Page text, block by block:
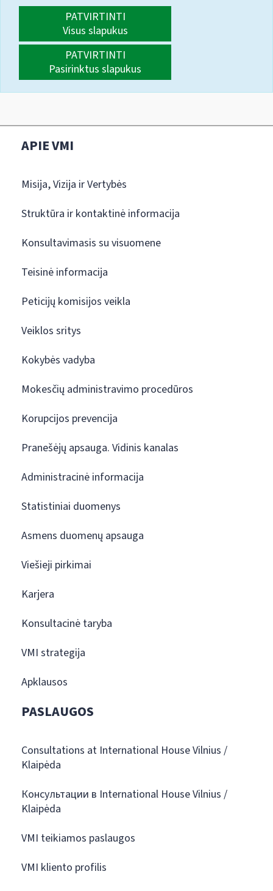
PATVIRTINTI
Visus slapukus
PATVIRTINTI
Pasirinktus slapukus
APIE VMI
Misija, Vizija ir Vertybės
Struktūra ir kontaktinė informacija
Konsultavimasis su visuomene
Teisinė informacija
Peticijų komisijos veikla
Veiklos sritys
Kokybės vadyba
Mokesčių administravimo procedūros
Korupcijos prevencija
Pranešėjų apsauga. Vidinis kanalas
Administracinė informacija
Statistiniai duomenys
Asmens duomenų apsauga
Viešieji pirkimai
Karjera
Konsultacinė taryba
VMI strategija
Apklausos
PASLAUGOS
Consultations at International House Vilnius /
Klaipėda
Консультации в International House Vilnius /
Klaipėda
VMI teikiamos paslaugos
VMI kliento profilis